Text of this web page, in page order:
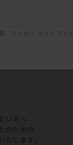
、ロッカー キャビネッ
い方へ
のための
します。